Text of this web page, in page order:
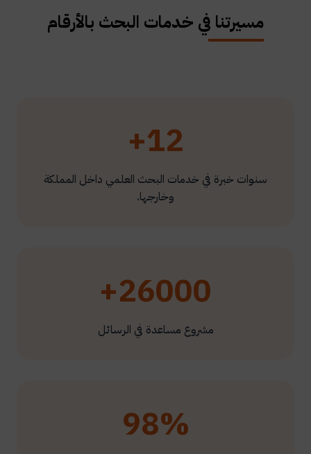
مسيرتنا في خدمات البحث بالأرقام
12+
سنوات خبرة في خدمات البحث العلمي داخل المملكة
وخارجها.
26000+
مشروع مساعدة في الرسائل
98%